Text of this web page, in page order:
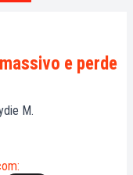
e perde
M.